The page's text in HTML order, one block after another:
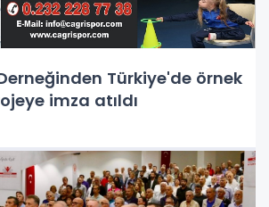
Derneğinden Türkiye'de örnek
imza atıldı